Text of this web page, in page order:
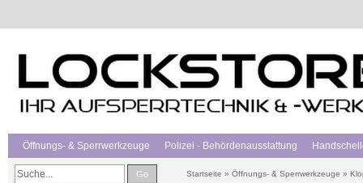
Öffnungs- & Sperrwerkzeuge Polizei - Behördenausstattung
Go Startseite » Öffnungs- & Sperrwerkzeuge »